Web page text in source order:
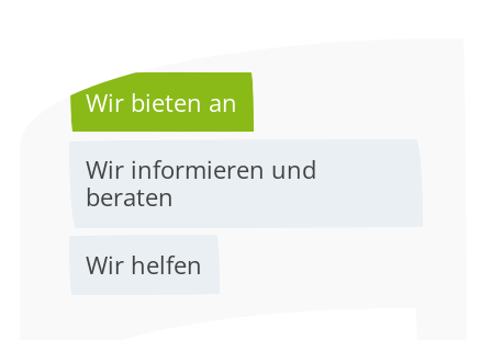
Wir bieten an
Wir informieren und
beraten
Wir helfen